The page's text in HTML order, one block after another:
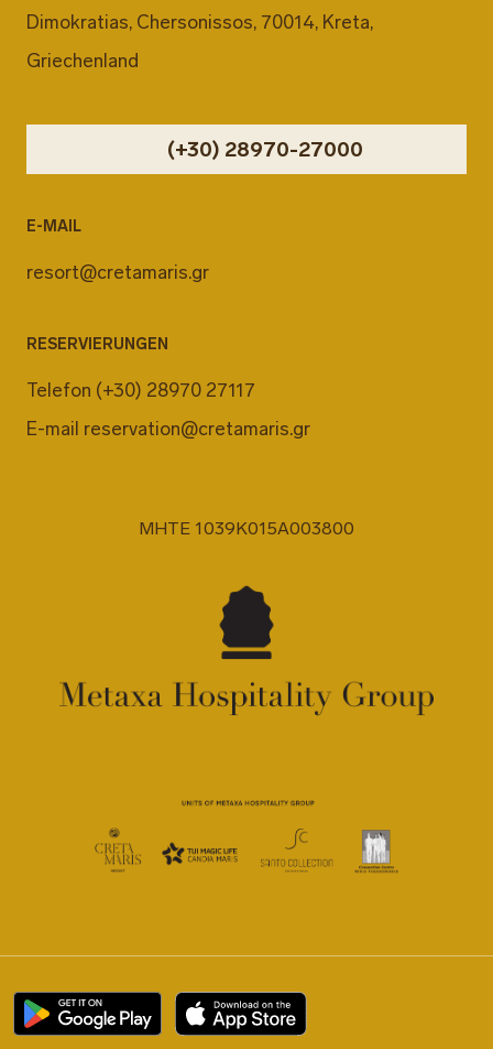
Dimokratias, Chersonissos, 70014, Kreta,
Griechenland
(+30) 28970-27000
E-MAIL
resort@cretamaris.gr
RESERVIERUNGEN
Telefon (+30) 28970 27117
E-mail reservation@cretamaris.gr
MHTE 1039K015A003800